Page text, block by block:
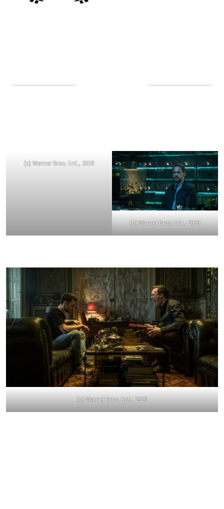
(c) Warner Bros. Ent., 2020
(c) Warner Bros. Ent., 2020
(c) Warner Bros. Ent., 2020